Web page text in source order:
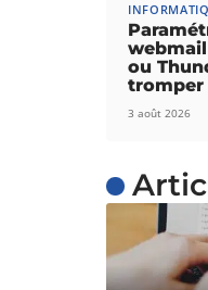
ou
tromper
3 août 2026